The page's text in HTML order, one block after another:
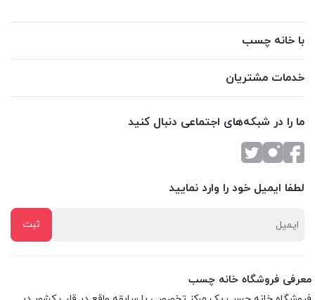
با خانه چسب
خدمات مشتریان
ما را در شبکه‌های اجتماعی دنبال کنید
لطفا ایمیل خود را وارد نمایید
معرفی فروشگاه خانه چسب